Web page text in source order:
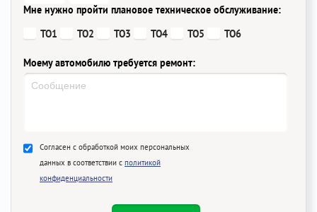
Мне нужно пройти плановое техническое обслуживание:
ТО1
ТО2 ТО3 ТО4 ТО5 ТО6
Моему автомобилю требуется ремонт:
Согласен с обработкой моих персональных
данных в соответствии с политикой
конфиденциальности